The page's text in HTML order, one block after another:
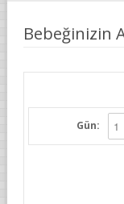
Bebeğinizin
Gün: